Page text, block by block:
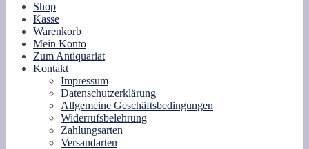
Shop
Kasse
Warenkorb
Mein Konto
Zum Antiquariat
Kontakt
Impressum
Datenschutzerklärung
Allgemeine Geschäftsbedingungen
Widerrufsbelehrung
Zahlungsarten
Versandarten